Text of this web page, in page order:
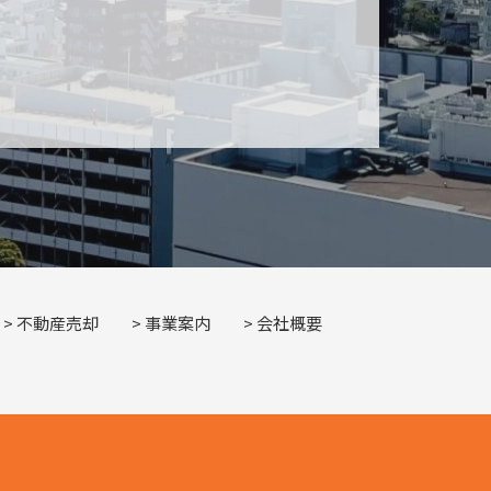
不動産売却 事業案内 会社概要